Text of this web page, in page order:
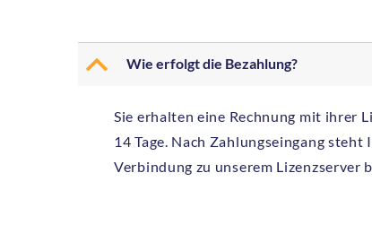
B Wie erfolgt die Bezahlung?
Sie erhalten eine Rechnung mit ihrer
14 Tage. Nach Zahlungseingang
Verbindung zu unserem Lizenzserver